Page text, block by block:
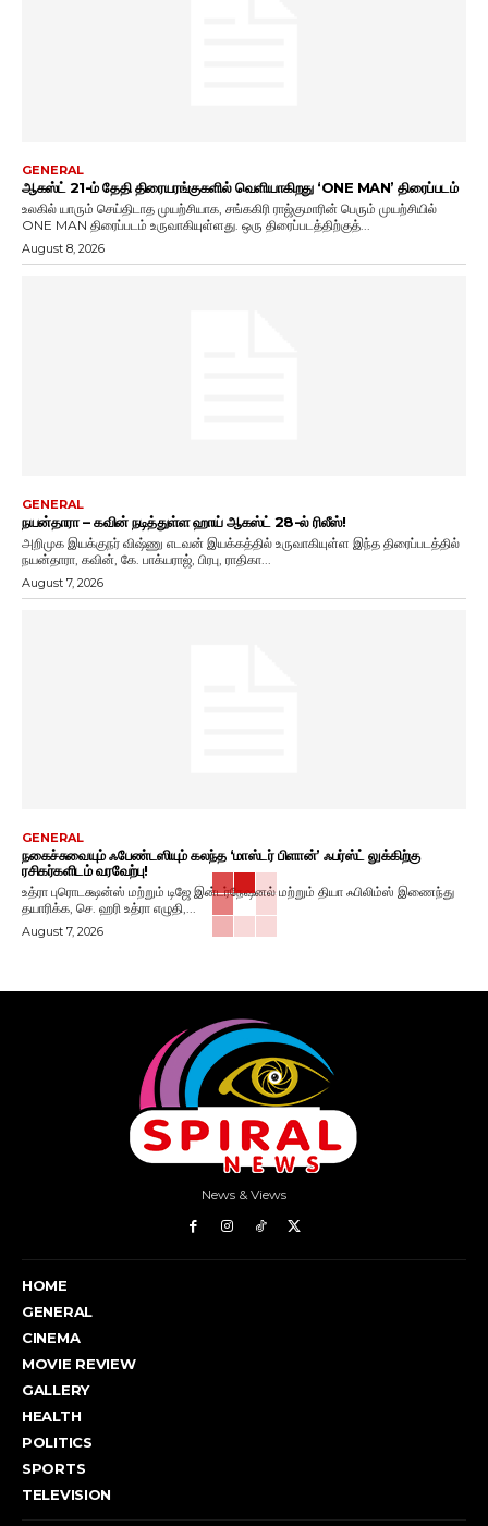
GENERAL
ஆகஸ்ட் 21-ம் தேதி திரையரங்குகளில் வெளியாகிறது ‘ONE MAN’ திரைப்படம்
உலகில் யாரும் செய்திடாத முயற்சியாக, சங்ககிரி ராஜ்குமாரின் பெரும் முயற்சியில்
ONE MAN திரைப்படம் உருவாகியுள்ளது. ஒரு திரைப்படத்திற்குத்...
August 8, 2026
GENERAL
நயன்தாரா – கவின் நடித்துள்ள ஹாய் ஆகஸ்ட் 28-ல் ரிலீஸ்!
அறிமுக இயக்குநர் விஷ்ணு எடவன் இயக்கத்தில் உருவாகியுள்ள இந்த திரைப்படத்தில்
நயன்தாரா, கவின், கே. பாக்யராஜ், பிரபு, ராதிகா...
August 7, 2026
GENERAL
நகைச்சுவையும் ஃபேண்டஸியும் கலந்த ‘மாஸ்டர் பிளான்’ ஃபர்ஸ்ட் லுக்கிற்கு
ரசிகர்களிடம் வரவேற்பு!
உத்ரா புரொடக்ஷன்ஸ் மற்றும் டிஜே இன்டர்நேஷனல் மற்றும் தியா ஃபிலிம்ஸ் இணைந்து
தயாரிக்க, செ. ஹரி உத்ரா எழுதி,...
August 7, 2026
News & Views
HOME
GENERAL
CINEMA
MOVIE REVIEW
GALLERY
HEALTH
POLITICS
SPORTS
TELEVISION